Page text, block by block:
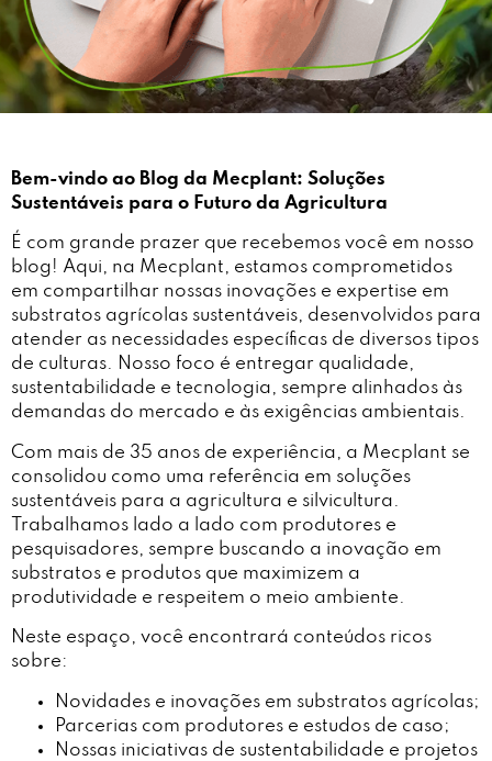
Bem-vindo ao Blog da Mecplant: Soluções
Sustentáveis para o Futuro da Agricultura
É com grande prazer que recebemos você em nosso
blog! Aqui, na Mecplant, estamos comprometidos
em compartilhar nossas inovações e expertise em
substratos agrícolas sustentáveis, desenvolvidos para
atender as necessidades específicas de diversos tipos
de culturas. Nosso foco é entregar qualidade,
sustentabilidade e tecnologia, sempre alinhados às
demandas do mercado e às exigências ambientais.
Com mais de 35 anos de experiência, a Mecplant se
consolidou como uma referência em soluções
sustentáveis para a agricultura e silvicultura.
Trabalhamos lado a lado com produtores e
pesquisadores, sempre buscando a inovação em
substratos e produtos que maximizem a
produtividade e respeitem o meio ambiente.
Neste espaço, você encontrará conteúdos ricos
sobre:
Novidades e inovações em substratos agrícolas;
Parcerias com produtores e estudos de caso;
Nossas iniciativas de sustentabilidade e projetos